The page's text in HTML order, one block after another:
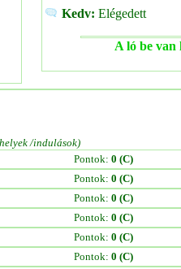
Kedv: Elégedett
A ló be van
/indulások)
Pontok: 0 (C)
Pontok: 0 (C)
Pontok: 0 (C)
Pontok: 0 (C)
Pontok: 0 (C)
Pontok: 0 (C)